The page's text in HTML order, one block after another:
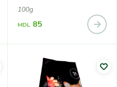
100g
MDL 85